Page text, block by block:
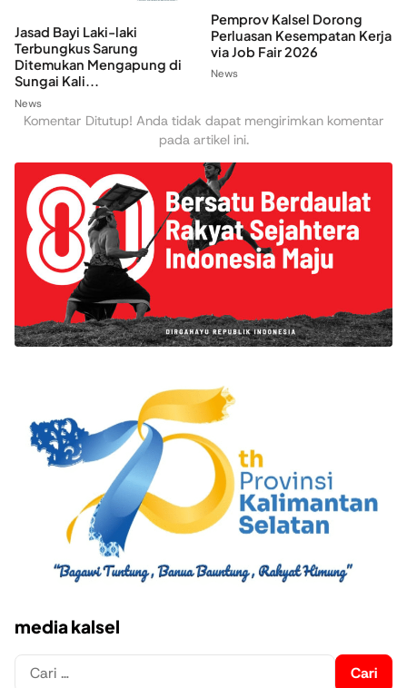
Jasad Bayi Laki-laki
Terbungkus Sarung
Ditemukan Mengapung di
Sungai Kali...
News
Pemprov Kalsel Dorong
Perluasan Kesempatan Kerja
via Job Fair 2026
News
Komentar Ditutup! Anda tidak dapat mengirimkan komentar
pada artikel ini.
media kalsel
Cari